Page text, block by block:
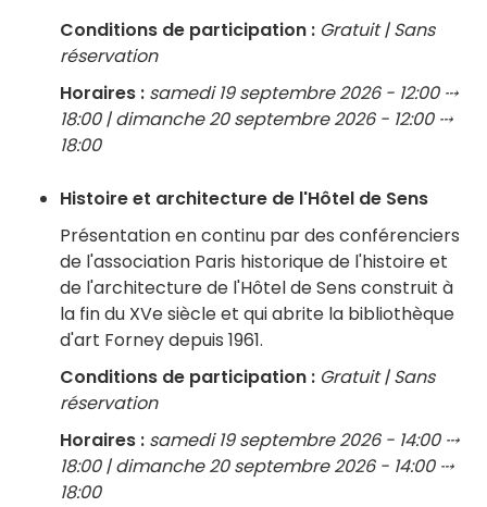
Conditions de participation : Gratuit | Sans
réservation
Horaires : samedi 19 septembre 2026 - 12:00 ⤏
18:00 | dimanche 20 septembre 2026 - 12:00 ⤏
18:00
Histoire et architecture de l'Hôtel de Sens
Présentation en continu par des conférenciers
de l'association Paris historique de l'histoire et
de l'architecture de l'Hôtel de Sens construit à
la fin du XVe siècle et qui abrite la bibliothèque
d'art Forney depuis 1961.
Conditions de participation : Gratuit | Sans
réservation
Horaires : samedi 19 septembre 2026 - 14:00 ⤏
18:00 | dimanche 20 septembre 2026 - 14:00 ⤏
18:00